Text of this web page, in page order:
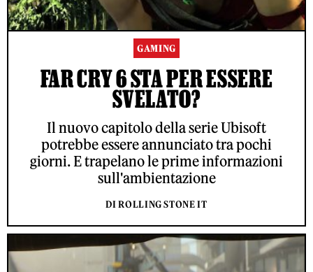
GAMING
FAR CRY 6 STA PER ESSERE
SVELATO?
Il nuovo capitolo della serie Ubisoft
potrebbe essere annunciato tra pochi
giorni. E trapelano le prime informazioni
sull'ambientazione
DI ROLLING STONE IT